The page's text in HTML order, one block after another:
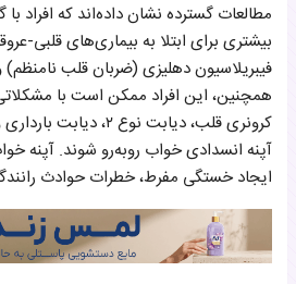
مطالعات گسترده نشان داده‌اند که افراد
بیشتری برای ابتلا به بیماری‌های قلبی-
فیبریلاسیون دهلیزی (ضربان قلب نامنظم)
همچنین، این افراد ممکن است با
کرونری قلب، دیابت نوع
آپنه انسدادی خواب روبه‌رو شوند. آپنه
ایجاد خستگی مفرط، خطرات حوادث